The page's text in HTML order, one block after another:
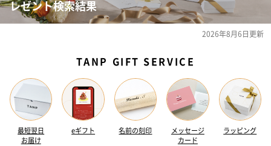
レゼント検索結果
2026年8月6日更新
TANP GIFT SERVICE
最短翌日
お届け
eギフト 名前の刻印
メッセージ
カード
ラッピング